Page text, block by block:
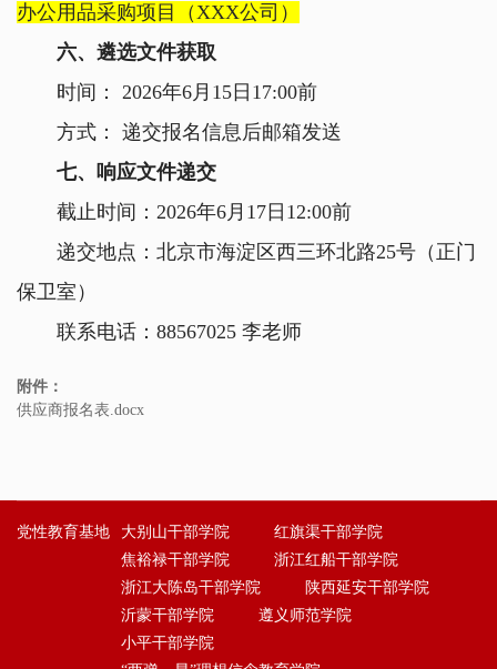
办公用品采购项目（XXX公司）
六、遴选文件获取
时间： 2026年6月15日17:00前
方式： 递交报名信息后邮箱发送
七、响应文件递交
截止时间：2026年6月17日12:00前
递交地点：北京市海淀区西三环北路25号（正门
保卫室）
联系电话：88567025 李老师
附件：
供应商报名表.docx
党性教育基地 大别山干部学院
红旗渠干部学院
焦裕禄干部学院
浙江红船干部学院
浙江大陈岛干部学院
陕西延安干部学院
沂蒙干部学院
遵义师范学院
小平干部学院